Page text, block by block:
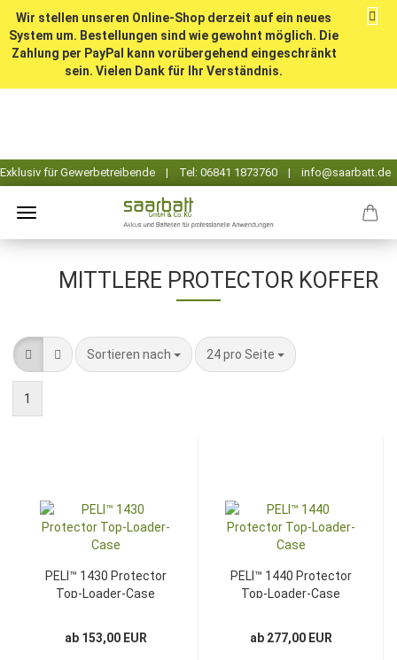
Wir stellen unseren Online-Shop derzeit auf ein neues
System um. Bestellungen sind wie gewohnt möglich. Die
Zahlung per PayPal kann vorübergehend eingeschränkt
sein. Vielen Dank für Ihr Verständnis.
MITTLERE PROTECTOR KOFFER
Sortieren nach
Sortieren nach 24 pro Seite
pro Seite
1
PELI™ 1430 Protector
Top-Loader-Case
ab 153,00 EUR
PELI™ 1440 Protector
Top-Loader-Case
ab 277,00 EUR